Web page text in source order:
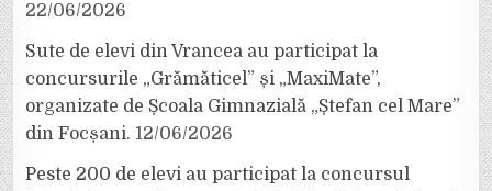
22/06/2026
Sute de elevi din Vrancea au participat la
concursurile „Grămăticel” și „MaxiMate”,
organizate de Școala Gimnazială „Ștefan cel Mare”
din Focșani. 12/06/2026
Peste 200 de elevi au participat la concursul